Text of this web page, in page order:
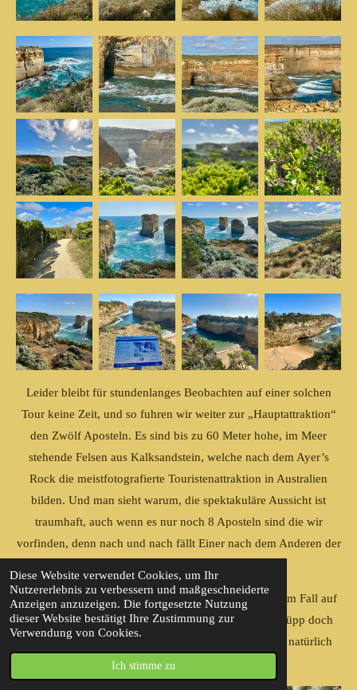
Diese Website verwendet Cookies, um Ihr
Nutzererlebnis zu verbessern und maßgeschneiderte
Anzeigen anzuzeigen. Die fortgesetzte Nutzung
dieser Website bestätigt Ihre Zustimmung zur
Verwendung von Cookies.
Ich stimme zu
Leider bleibt für stundenlanges Beobachten auf einer solchen
Tour keine Zeit, und so fuhren wir weiter zur „Hauptattraktion“
den Zwölf Aposteln. Es sind bis zu 60 Meter hohe, im Meer
stehende Felsen aus Kalksandstein, welche nach dem Ayer’s
Rock die meistfotografierte Touristenattraktion in Australien
bilden. Und man sieht warum, die spektakuläre Aussicht ist
traumhaft, auch wenn es nur noch 8 Aposteln sind die wir
vorfinden, denn nach und nach fällt Einer nach dem Anderen der
Hier auf der Strecke auch wieder der Hinweis, in jedem Fall auf
dem ausgewiesenen Weg zu bleiben, wartet im Gestrüpp doch
jede Menge giftiges Getier auf Beute, wir wollten da natürlich
nicht dazu gehören.